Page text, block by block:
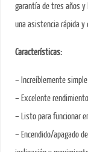
garantía de tres años y
una asistencia rápida y
Características:
– Increíblemente
– Excelente
– Listo para funcionar
– Encendido/apagado